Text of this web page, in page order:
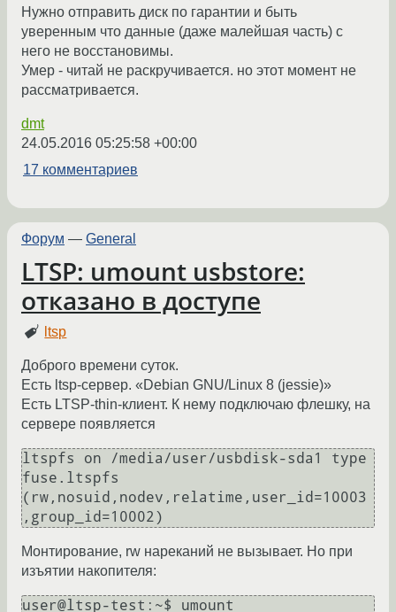
Нужно отправить диск по гарантии и быть
уверенным что данные (даже малейшая часть) с
него не восстановимы.
Умер - читай не раскручивается. но этот момент не
рассматривается.
dmt
24.05.2016 05:25:58 +00:00
17 комментариев
Форум — General
LTSP: umount usbstore:
отказано в доступе
ltsp
Доброго времени суток.
Есть ltsp-сервер. «Debian GNU/Linux 8 (jessie)»
Есть LTSP-thin-клиент. К нему подключаю флешку, на
сервере появляется
ltspfs on /media/user/usbdisk-sda1 type
fuse.ltspfs
(rw,nosuid,nodev,relatime,user_id=10003
,group_id=10002)
Монтирование, rw нареканий не вызывает. Но при
изъятии накопителя:
user@ltsp-test:~$ umount